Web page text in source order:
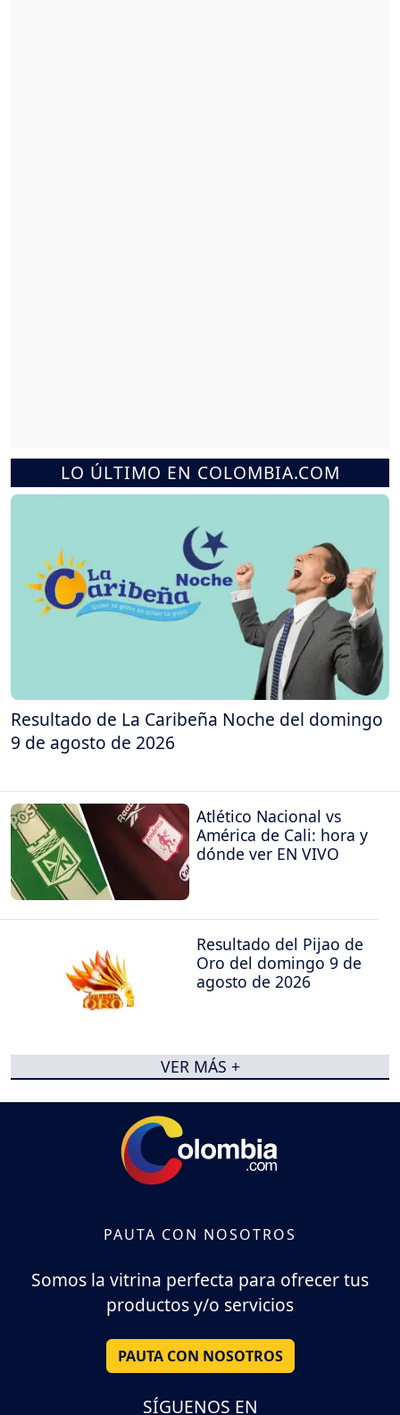
LO ÚLTIMO EN COLOMBIA.COM
Resultado de La Caribeña Noche del domingo
9 de agosto de 2026
Atlético Nacional vs
América de Cali: hora y
dónde ver EN VIVO
Resultado del Pijao de
Oro del domingo 9 de
agosto de 2026
VER MÁS +
PAUTA CON NOSOTROS
Somos la vitrina perfecta para ofrecer tus
productos y/o servicios
PAUTA CON NOSOTROS
SÍGUENOS EN